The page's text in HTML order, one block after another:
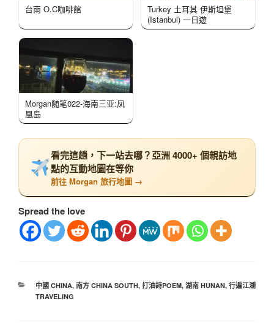
台南 O.C咖啡館
Turkey 土耳其 伊斯坦堡
(Istanbul) 一日遊
Morgan随笔022-海南三亚:凤
凰岛
看完這趟，下一站去哪？亞洲 4000+ 個親訪地
點的互動地圖在等你
前往 Morgan 旅行地圖 →
Spread the love
中國 CHINA, 南方 CHINA SOUTH, 打油詩POEM, 湖南 HUNAN, 行遍江湖
TRAVELING